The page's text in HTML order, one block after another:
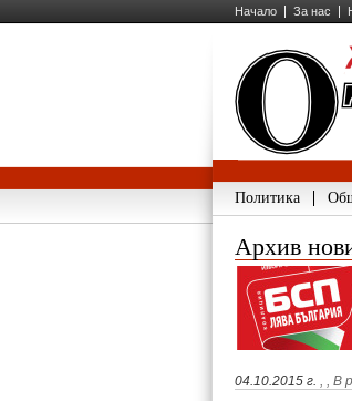
Начало За нас
Политика
Архив
04.10.2015 г. , , В